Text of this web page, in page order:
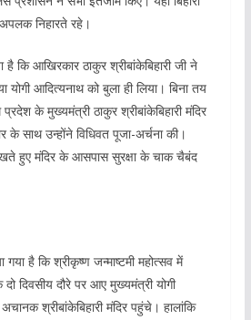
निहारते रहे।
है कि आखिरकार ठाकुर श्रीबांकेबिहारी जी ने
आदित्यनाथ को बुला ही लिया। बिना तय
के मुख्यमंत्री ठाकुर श्रीबांकेबिहारी मंदिर
के साथ उन्होंने विधिवत पूजा-अर्चना की।
हुए मंदिर के आसपास सुरक्षा के चाक चैबंद
गया है कि श्रीकृष्ण जन्माष्टमी महोत्सव में
दिवसीय दौरे पर आए मुख्यमंत्री योगी
श्रीबांकेबिहारी मंदिर पहुंचे। हालांकि